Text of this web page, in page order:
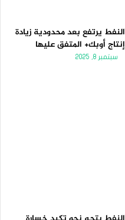
النفط يرتفع بعد محدودية زيادة
إنتاج أوبك+ المتفق عليها
سبتمبر 8, 2025